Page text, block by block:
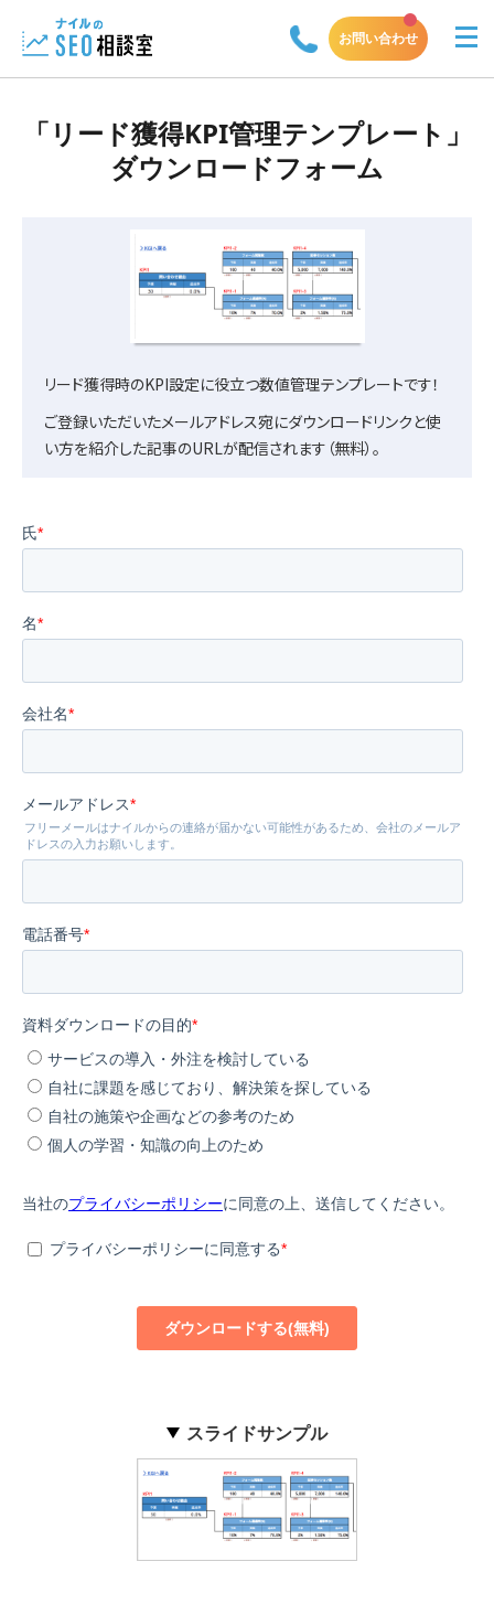
お問い合わせ
「リード獲得KPI管理テンプレート」
ダウンロードフォーム
リード獲得時のKPI設定に役立つ数値管理テンプレートです！
ご登録いただいたメールアドレス宛にダウンロードリンクと使
い方を紹介した記事のURLが配信されます（無料）。
スライドサンプル